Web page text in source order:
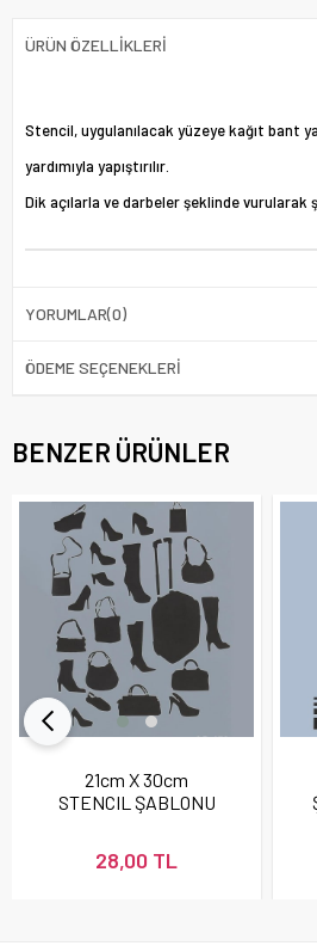
ÜRÜN ÖZELLIKLERI
Stencil, uygulanılacak yüzeye kağıt bant
yardımıyla yapıştırılır.
Dik açılarla ve darbeler şeklinde vurularak
YORUMLAR(0)
ÖDEME SEÇENEKLERI
BENZER ÜRÜNLER
21cm X 30cm
STENCIL ŞABLONU
28,00 TL